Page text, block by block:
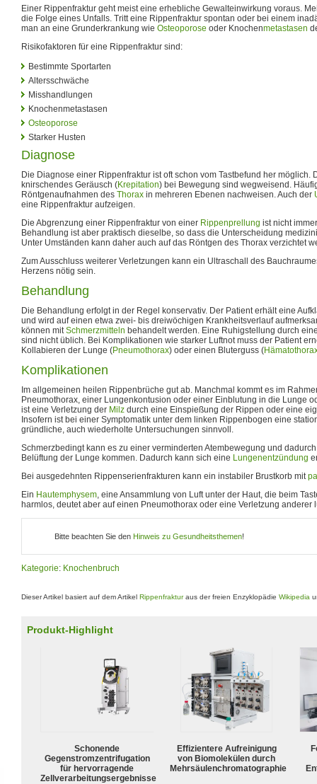
Einer Rippenfraktur geht meist eine erhebliche Gewalteinwirkung voraus.
die Folge eines Unfalls. Tritt eine Rippenfraktur spontan oder bei einem
man an eine Grunderkrankung wie Osteoporose oder Knochenmetastasen
Risikofaktoren für eine Rippenfraktur sind:
Bestimmte Sportarten
Altersschwäche
Misshandlungen
Knochenmetastasen
Osteoporose
Starker Husten
Diagnose
Die Diagnose einer Rippenfraktur ist oft schon vom Tastbefund her möglich.
knirschendes Geräusch (Krepitation) bei Bewegung sind wegweisend.
Röntgenaufnahmen des Thorax in mehreren Ebenen nachweisen. Auch der
eine Rippenfraktur aufzeigen.
Die Abgrenzung einer Rippenfraktur von einer Rippenprellung ist nicht
Behandlung ist aber praktisch dieselbe, so dass die Unterscheidung
Unter Umständen kann daher auch auf das Röntgen des Thorax verzichtet
Zum Ausschluss weiterer Verletzungen kann ein Ultraschall des
Herzens nötig sein.
Behandlung
Die Behandlung erfolgt in der Regel konservativ. Der Patient erhält eine
und wird auf einen etwa zwei- bis dreiwöchigen Krankheitsverlauf
können mitSchmerzmitteln behandelt werden. Eine Ruhigstellung durch
sind nicht üblich. Bei Komplikationen wie starker Luftnot muss der Patient
Kollabieren der Lunge (Pneumothorax) oder einen Bluterguss (
Komplikationen
Im allgemeinen heilen Rippenbrüche gut ab. Manchmal kommt es im
Pneumothorax, einer Lungenkontusion oder einer Einblutung in die Lunge
ist eine Verletzung der Milz durch eine Einspießung der Rippen oder eine
Insofern ist bei einer Symptomatik unter dem linken Rippenbogen eine
gründliche, auch wiederholte Untersuchungen sinnvoll.
Schmerzbedingt kann es zu einer verminderten Atembewegung und
Belüftung der Lunge kommen. Dadurch kann sich eine Lungenentzündung
Bei ausgedehnten Rippenserienfrakturen kann ein instabiler Brustkorb mit
Ein Hautemphysem, eine Ansammlung von Luft unter der Haut, die beim
harmlos, deutet aber auf einen Pneumothorax oder eine Verletzung anderer
Bitte beachten Sie den Hinweis zu Gesundheitsthemen!
Kategorie: Knochenbruch
Dieser Artikel basiert auf dem Artikel Rippenfrakturaus der freien Enzyklopädie Wikipedia
Produkt-Highlight
Schonende
Gegenstromzentrifugation
für hervorragende
Zellverarbeitungsergebnisse
Effizientere Aufreinigung
von Biomolekülen durch
Mehrsäulenchromatographie